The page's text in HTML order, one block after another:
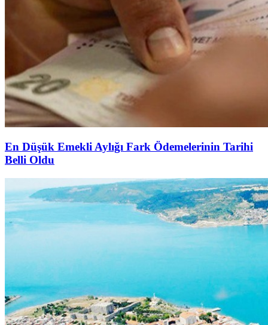
En Düşük Emekli Aylığı Fark Ödemelerinin Tarihi
Belli Oldu